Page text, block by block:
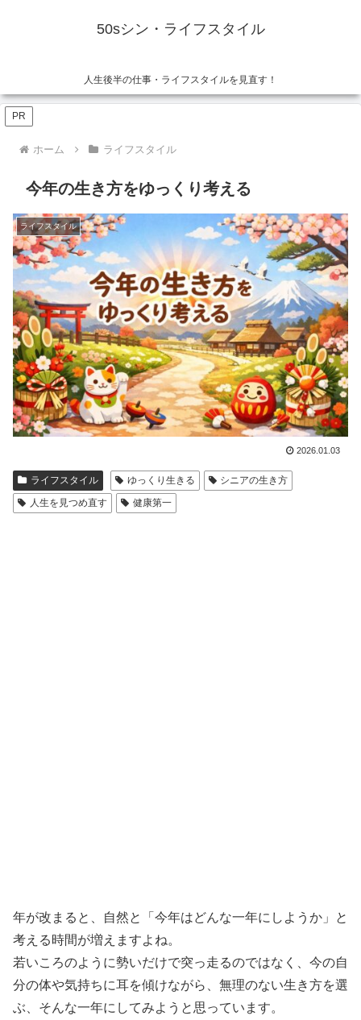
50sシン・ライフスタイル
人生後半の仕事・ライフスタイルを見直す！
PR
ホーム ライフスタイル
今年の生き方をゆっくり考える
ライフスタイル
2026.01.03
ライフスタイル ゆっくり生きる
シニアの生き方
人生を見つめ直す
健康第一
年が改まると、自然と「今年はどんな一年にしようか」と
考える時間が増えますよね。
若いころのように勢いだけで突っ走るのではなく、今の自
分の体や気持ちに耳を傾けながら、無理のない生き方を選
ぶ、そんな一年にしてみようと思っています。